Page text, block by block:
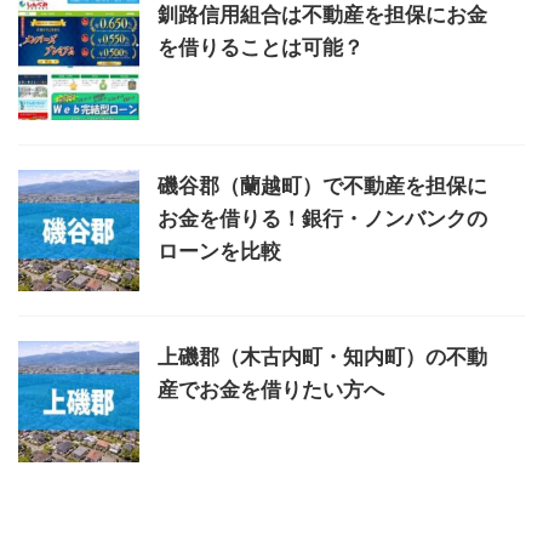
釧路信用組合は不動産を担保にお金
を借りることは可能？
磯谷郡（蘭越町）で不動産を担保に
お金を借りる！銀行・ノンバンクの
ローンを比較
上磯郡（木古内町・知内町）の不動
産でお金を借りたい方へ